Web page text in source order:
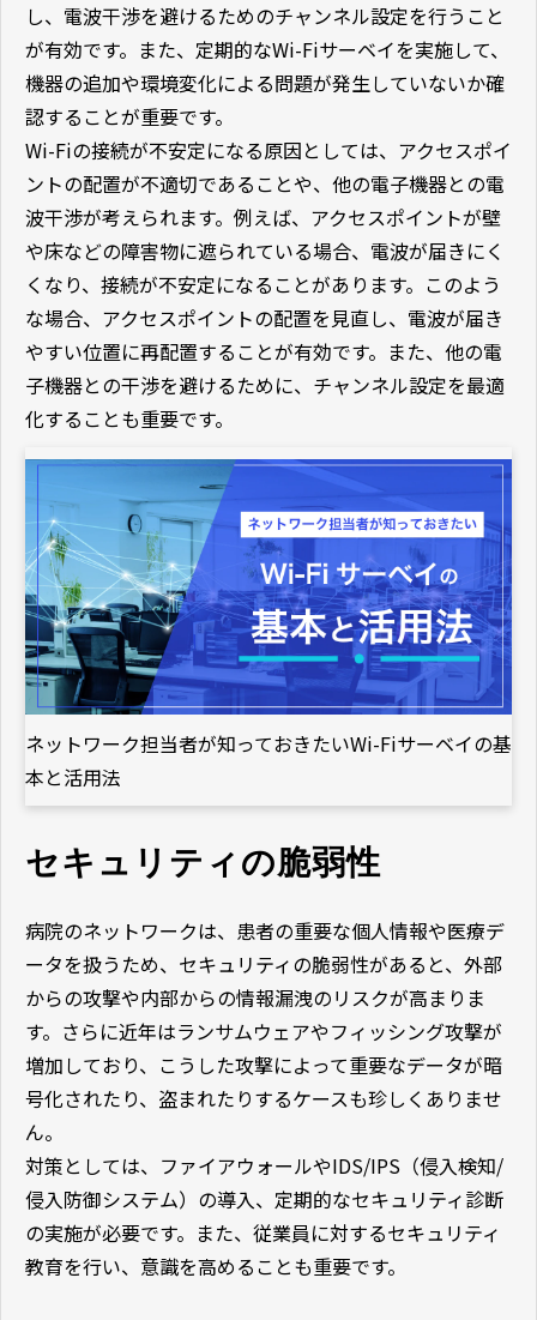
し、電波干渉を避けるためのチャンネル設定を行うこと
が有効です。また、定期的なWi-Fiサーベイを実施して、
機器の追加や環境変化による問題が発生していないか確
認することが重要です。
Wi-Fiの接続が不安定になる原因としては、アクセスポイ
ントの配置が不適切であることや、他の電子機器との電
波干渉が考えられます。例えば、アクセスポイントが壁
や床などの障害物に遮られている場合、電波が届きにく
くなり、接続が不安定になることがあります。このよう
な場合、アクセスポイントの配置を見直し、電波が届き
やすい位置に再配置することが有効です。また、他の電
子機器との干渉を避けるために、チャンネル設定を最適
化することも重要です。
ネットワーク担当者が知っておきたいWi-Fiサーベイの基
本と活用法
セキュリティの脆弱性
病院のネットワークは、患者の重要な個人情報や医療デ
ータを扱うため、セキュリティの脆弱性があると、外部
からの攻撃や内部からの情報漏洩のリスクが高まりま
す。さらに近年はランサムウェアやフィッシング攻撃が
増加しており、こうした攻撃によって重要なデータが暗
号化されたり、盗まれたりするケースも珍しくありませ
ん。
対策としては、ファイアウォールやIDS/IPS（侵入検知/
侵入防御システム）の導入、定期的なセキュリティ診断
の実施が必要です。また、従業員に対するセキュリティ
教育を行い、意識を高めることも重要です。